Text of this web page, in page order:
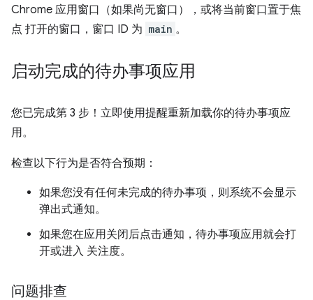
Chrome 应用窗口（如果尚无窗口），或将当前窗口置于焦
点 打开的窗口，窗口 ID 为 main 。
启动完成的待办事项应用
您已完成第 3 步！立即使用提醒重新加载你的待办事项应
用。
检查以下行为是否符合预期：
如果您没有任何未完成的待办事项，则系统不会显示
弹出式通知。
如果您在应用关闭后点击通知，待办事项应用就会打
开或进入 关注度。
问题排查